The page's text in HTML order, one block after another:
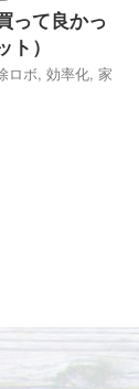
って良かっ
）
ロボ, 効率化, 家